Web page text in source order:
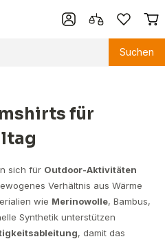
Suchen
für
sich für Outdoor-Aktivitäten
Verhältnis aus Wärme
wie Merinowolle, Bambus,
Synthetik unterstützen
, damit das